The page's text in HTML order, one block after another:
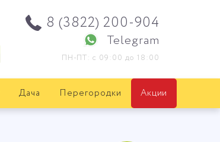
8 (3822) 200-904
Telegram
ПН-ПТ: с 09:00 до 18:00
Дача Перегородки
Акции